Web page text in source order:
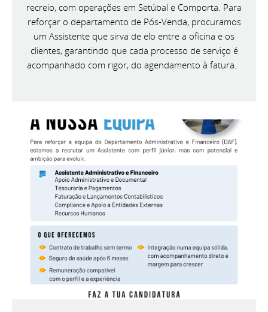
recreio, com operações em Setúbal e Comporta. Para
reforçar o departamento de Pós-Venda, procuramos
um Assistente que sirva de elo entre a oficina e os
clientes, garantindo que cada processo de serviço é
acompanhado com rigor, do agendamento à fatura.